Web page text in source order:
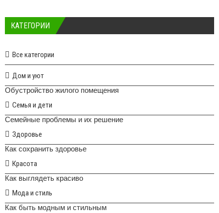
КАТЕГОРИИ
Все категории
Дом и уют
Обустройство жилого помещения
Семья и дети
Семейные проблемы и их решение
Здоровье
Как сохранить здоровье
Красота
Как выглядеть красиво
Мода и стиль
Как быть модным и стильным